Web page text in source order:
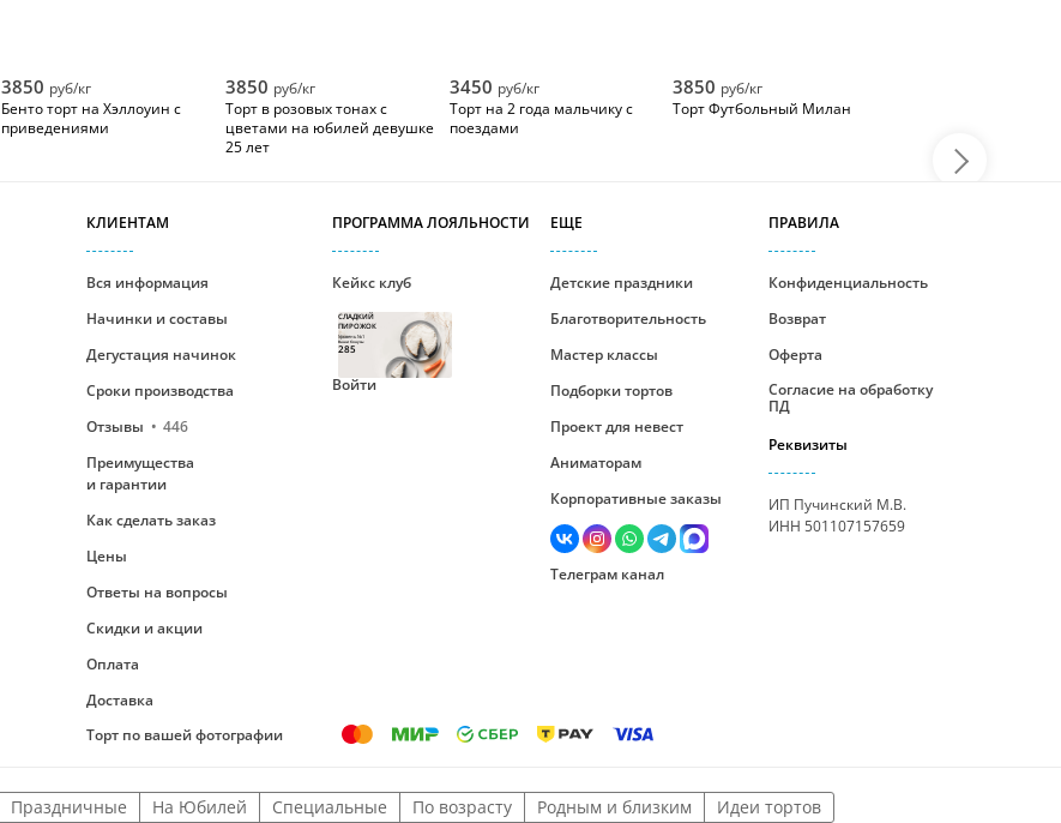
3850 руб/кг
Бенто торт на Хэллоуин с
приведениями
3850 руб/кг
Торт в розовых тонах с
цветами на юбилей девушке
25 лет
3450 руб/кг
Торт на 2 года мальчику с
поездами
3850 руб/кг
Торт Футбольный Милан
КЛИЕНТАМ
Вся информация
Начинки и составы
Дегустация начинок
Сроки производства
Отзывы
446
Преимущества
и гарантии
Как сделать заказ
Цены
Ответы на вопросы
Скидки и акции
Оплата
Доставка
Торт по вашей фотографии
ПРОГРАММА ЛОЯЛЬНОСТИ
Кейкс клуб
СЛАДКИЙ
ПИРОЖОК
Уровень №1
Ваши бонусы
285
Войти
ЕЩЕ
Детские праздники
Благотворительность
Мастер классы
Подборки тортов
Проект для невест
Аниматорам
Корпоративные заказы
Телеграм канал
ПРАВИЛА
Конфиденциальность
Возврат
Оферта
Согласие на обработку
ПД
Реквизиты
ИП Пучинский М.В.
ИНН 501107157659
Праздничные На Юбилей Специальные По возрасту Родным и близким Идеи тортов